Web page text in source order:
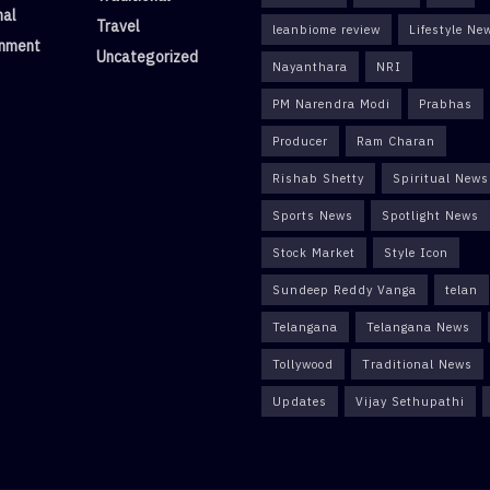
Travel
Uncategorized
leanbiome review Lifestyle
Nayanthara NRI
PM Narendra Modi Prabhas
Producer Ram Charan
Rishab Shetty Spiritual News
Sports News Spotlight News
Stock Market Style Icon
Sundeep Reddy Vanga telan
Telangana Telangana News
Tollywood Traditional News
Updates Vijay Sethupathi